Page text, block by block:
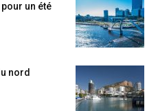
un été
nord